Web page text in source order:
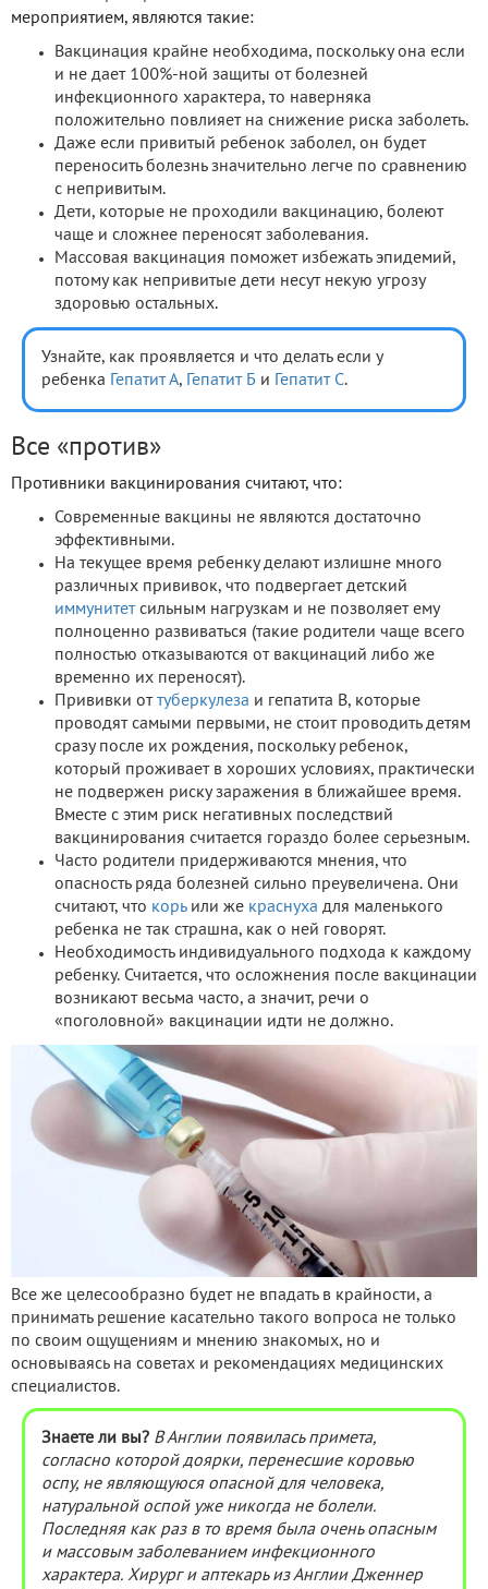
мероприятием, являются такие:
Вакцинация крайне необходима, поскольку она если
и не дает 100%-ной защиты от болезней
инфекционного характера, то наверняка
положительно повлияет на снижение риска заболеть.
Даже если привитый ребенок заболел, он будет
переносить болезнь значительно легче по сравнению
с непривитым.
Дети, которые не проходили вакцинацию, болеют
чаще и сложнее переносят заболевания.
Массовая вакцинация поможет избежать эпидемий,
потому как непривитые дети несут некую угрозу
здоровью остальных.
Узнайте, как проявляется и что делать если у
ребенка
Гепатит А, Гепатит Б и Гепатит С.
Все «против»
Противники вакцинирования считают, что:
Современные вакцины не являются достаточно
эффективными.
На текущее время ребенку делают излишне много
различных прививок, что подвергает детский
иммунитетсильным нагрузкам и не позволяет ему
полноценно развиваться (такие родители чаще всего
полностью отказываются от вакцинаций либо же
временно их переносят).
Прививки от туберкулеза и гепатита В, которые
проводят самыми первыми, не стоит проводить детям
сразу после их рождения, поскольку ребенок,
который проживает в хороших условиях, практически
не подвержен риску заражения в ближайшее время.
Вместе с этим риск негативных последствий
вакцинирования считается гораздо более серьезным.
Часто родители придерживаются мнения, что
опасность ряда болезней сильно преувеличена. Они
считают, что корьили же краснуха для маленького
ребенка не так страшна, как о ней говорят.
Необходимость индивидуального подхода к каждому
ребенку. Считается, что осложнения после вакцинации
возникают весьма часто, а значит, речи о
«поголовной» вакцинации идти не должно.
Все же целесообразно будет не впадать в крайности, а
принимать решение касательно такого вопроса не только
по своим ощущениям и мнению знакомых, но и
основываясь на советах и рекомендациях медицинских
специалистов.
Знаете ли вы? В Англии появилась примета,
согласно которой доярки, перенесшие коровью
оспу, не являющуюся опасной для человека,
натуральной оспой уже никогда не болели.
Последняя как раз в то время была очень опасным
и массовым заболеванием инфекционного
характера. Хирург и аптекарь из Англии Дженнер